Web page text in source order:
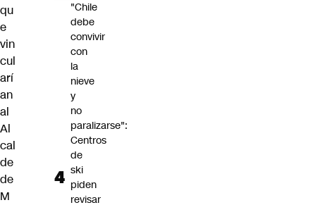
qu
e
vin
cul
arí
an
al
Al
cal
de
de
M
"Chile
debe
convivir
con
la
nieve
y
no
paralizarse":
Centros
de
ski
piden
revisar